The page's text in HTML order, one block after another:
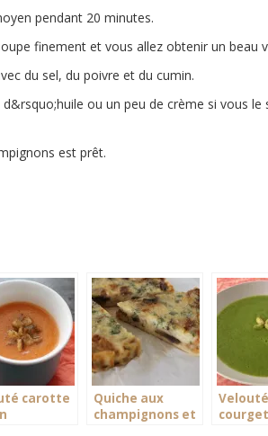
pendant 20 minutes.
finement et vous allez obtenir un beau
du sel, du poivre et du cumin.
ou un peu de crème si vous
est prêt.
carotte
Quiche aux
champignons et